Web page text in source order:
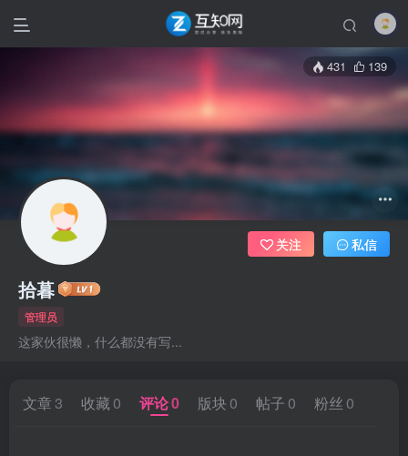
431 139
拾暮
管理员
这家伙很懒，什么都没有写...
关注 私信
文章 3 收藏 0 评论0 版块 0 帖子 0 粉丝 0